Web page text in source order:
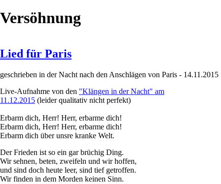
Versöhnung
Lied für Paris
geschrieben in der Nacht nach den Anschlägen von Paris - 14.11.2015
Live-Aufnahme von den "Klängen in der Nacht" am
11.12.2015 (leider qualitativ nicht perfekt)
Erbarm dich, Herr! Herr, erbarme dich!
Erbarm dich, Herr! Herr, erbarme dich!
Erbarm dich über unsre kranke Welt.
Der Frieden ist so ein gar brüchig Ding.
Wir sehnen, beten, zweifeln und wir hoffen,
und sind doch heute leer, sind tief getroffen.
Wir finden in dem Morden keinen Sinn.